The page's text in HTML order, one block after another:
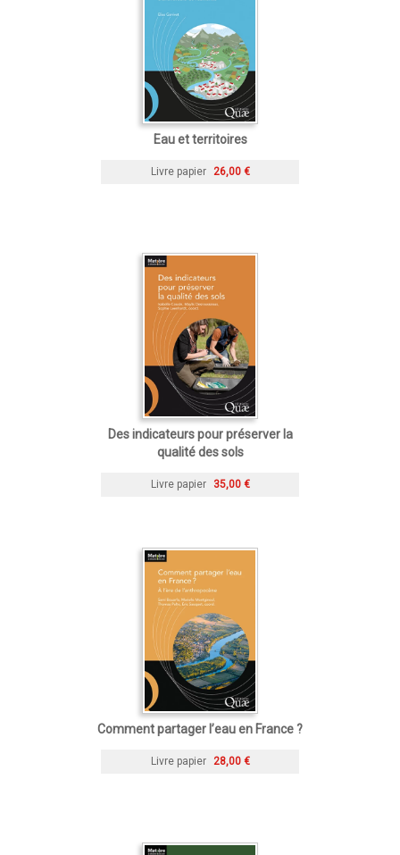
Eau et territoires
Livre papier 26,00 €
Des indicateurs pour préserver la
qualité des sols
Livre papier 35,00 €
Comment partager l’eau en France ?
Livre papier 28,00 €